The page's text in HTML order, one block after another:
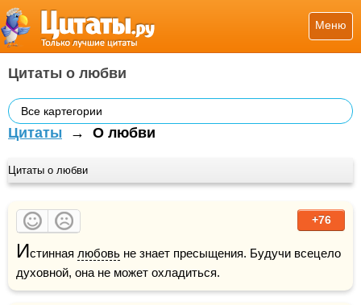
Меню
Цитаты о любви
Все картегории
Цитаты → О любви
Цитаты о любви
+76
Истинная любовь не знает пресыщения. Будучи всецело
духовной, она не может охладиться.